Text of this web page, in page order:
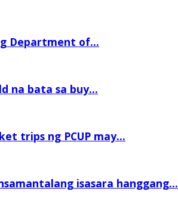
Department of...
na bata sa buy...
trips ng PCUP may...
isasara hanggang...